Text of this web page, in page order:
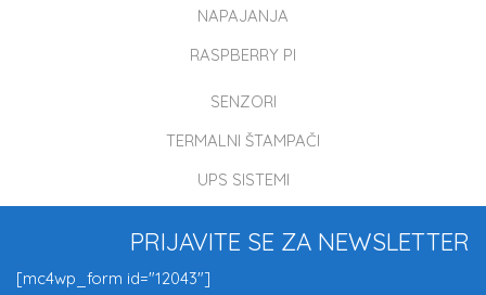
NAPAJANJA
RASPBERRY PI
SENZORI
TERMALNI ŠTAMPAČI
UPS SISTEMI
PRIJAVITE SE ZA NEWSLETTER
[mc4wp_form id="12043"]